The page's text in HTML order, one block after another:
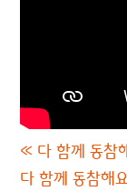
« 다 함께 동참
다 함께 동참해